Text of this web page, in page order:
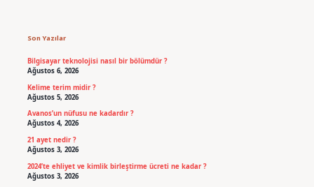
Son Yazılar
Bilgisayar teknolojisi nasıl bir bölümdür ?
Ağustos 6, 2026
Kelime terim midir ?
Ağustos 5, 2026
Avanos’un nüfusu ne kadardır ?
Ağustos 4, 2026
21 ayet nedir ?
Ağustos 3, 2026
2024’te ehliyet ve kimlik birleştirme ücreti ne kadar ?
Ağustos 3, 2026